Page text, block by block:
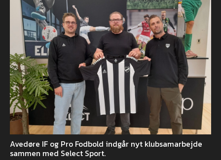
Avedøre IF og Pro Fodbold indgår nyt klubsamarbejde
sammen med Select Sport.